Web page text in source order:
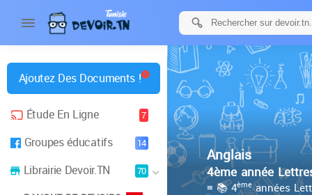
Ajoutez Des Documents !
Étude En Ligne
7
Groupes éducatifs 14
Librairie Devoir.TN 70
Anglais
4ème année
≡ 📚 4èmeannées